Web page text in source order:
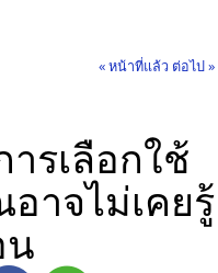
« หน้าที่แล้ว ต่อไป »
รเลือกใช้
าจไม่เคยรู้